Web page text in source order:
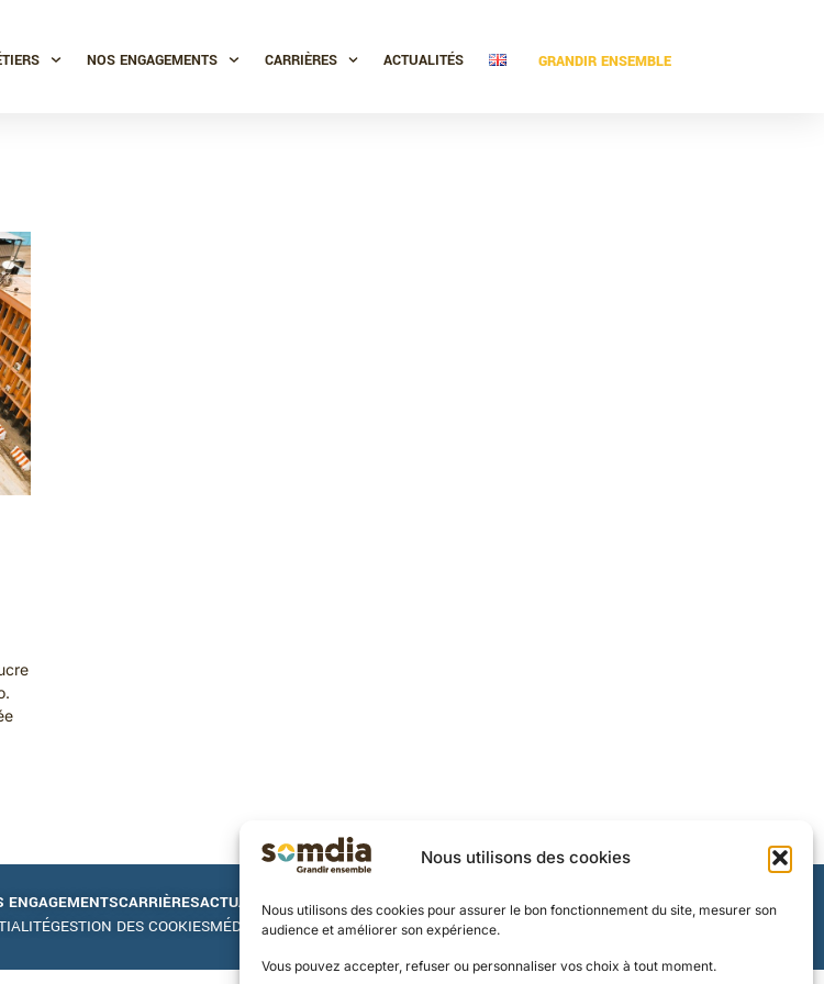
Nous utilisons des cookies
Nous utilisons des cookies pour assurer le bon fonctionnement du site, mesurer son
audience et améliorer son expérience.
Vous pouvez accepter, refuser ou personnaliser vos choix à tout moment.
NOS ENGAGEMENTS CARRIÈRES ACTUALITÉS GRANDIR ENSEMBLE
ENGAGEMENTSCARRIÈRESACTUALITÉSGRANDIR ENSEMBLE
GESTION DES COOKIESMÉDIATHÈQUECONTACT
© SOMDIA 2023